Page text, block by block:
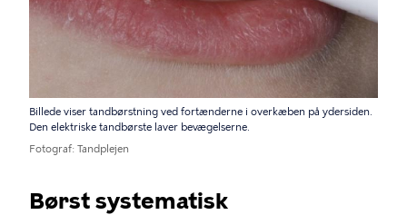
Billede viser tandbørstning ved fortænderne i overkæben på ydersiden.
Den elektriske tandbørste laver bevægelserne.
Fotograf Tandplejen
Børst systematisk